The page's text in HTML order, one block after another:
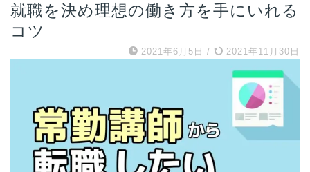
就職を決め理想の働き方を手にいれる
コツ
2021年6月5日 / 2021年11月30日